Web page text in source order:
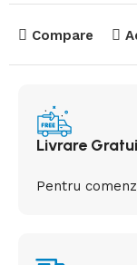
Compare
Livrare
Pentru